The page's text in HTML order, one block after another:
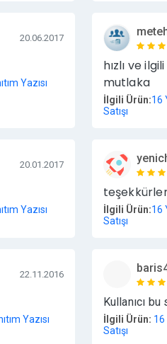
20.06.2017
Yazısı
hızlı ve
mutlaka
İlgili Ürün:16
Satışı
20.01.2017
Yazısı
İlgili Ürün:16
Satışı
22.11.2016
Yazısı
Kullanıcı
İlgili Ürün: 16
Satışı